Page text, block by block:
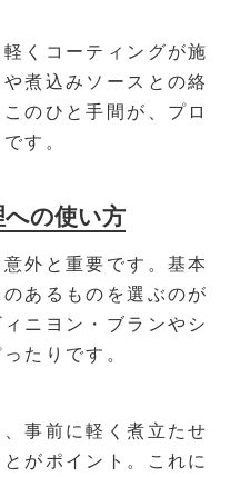
くコーティングが施
煮込みソースとの絡
のひと手間が、プロ
す。
の使い方
外と重要です。基本
あるものを選ぶのが
ニヨン・ブランやシ
たりです。
事前に軽く煮立たせ
がポイント。これに